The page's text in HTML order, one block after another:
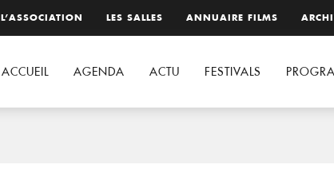
L’ASSOCIATION LES SALLES ANNUAIRE FILMS
ACCUEIL AGENDA ACTU FESTIVALS